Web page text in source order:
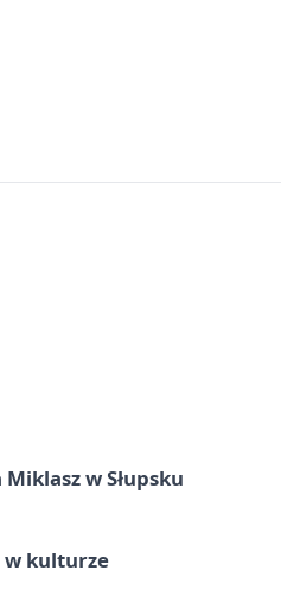
Miklasz w Słupsku
w kulturze